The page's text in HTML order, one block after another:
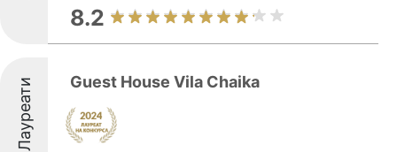
8.2
Лауреати Guest House Vila Chaika